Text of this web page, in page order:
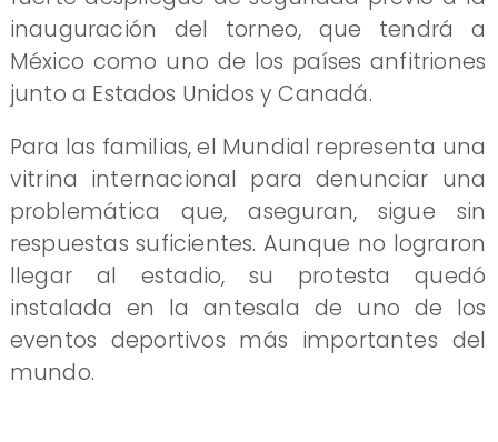
inauguración del torneo, que tendrá a
México como uno de los países anfitriones
junto a Estados Unidos y Canadá.
Para las familias, el Mundial representa una
vitrina internacional para denunciar una
problemática que, aseguran, sigue sin
respuestas suficientes. Aunque no lograron
llegar al estadio, su protesta quedó
instalada en la antesala de uno de los
eventos deportivos más importantes del
mundo.